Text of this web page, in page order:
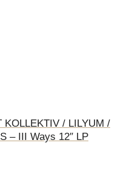
KOLLEKTIV / LILYUM /
– III Ways 12″ LP